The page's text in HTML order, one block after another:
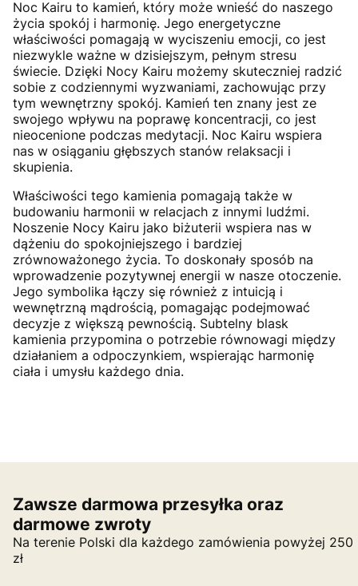
Noc Kairu to kamień, który może wnieść do naszego
życia spokój i harmonię. Jego energetyczne
właściwości pomagają w wyciszeniu emocji, co jest
niezwykle ważne w dzisiejszym, pełnym stresu
świecie. Dzięki Nocy Kairu możemy skuteczniej radzić
sobie z codziennymi wyzwaniami, zachowując przy
tym wewnętrzny spokój. Kamień ten znany jest ze
swojego wpływu na poprawę koncentracji, co jest
nieocenione podczas medytacji. Noc Kairu wspiera
nas w osiąganiu głębszych stanów relaksacji i
skupienia.
Właściwości tego kamienia pomagają także w
budowaniu harmonii w relacjach z innymi ludźmi.
Noszenie Nocy Kairu jako biżuterii wspiera nas w
dążeniu do spokojniejszego i bardziej
zrównoważonego życia. To doskonały sposób na
wprowadzenie pozytywnej energii w nasze otoczenie.
Jego symbolika łączy się również z intuicją i
wewnętrzną mądrością, pomagając podejmować
decyzje z większą pewnością. Subtelny blask
kamienia przypomina o potrzebie równowagi między
działaniem a odpoczynkiem, wspierając harmonię
ciała i umysłu każdego dnia.
Zawsze darmowa przesyłka oraz
darmowe zwroty
Na terenie Polski dla każdego zamówienia powyżej 250
zł